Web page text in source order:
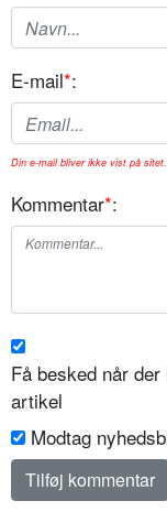
E-mail*:
Din e-mail bliver ikke vist på sitet.
Kommentar*:
Få besked når
artikel
Modtag